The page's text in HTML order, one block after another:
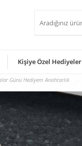
Kişiye Özel Hediyeler
Günü Hediyem Anahtarlık